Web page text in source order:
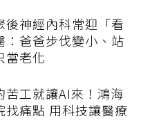
後神經內科常迎「看
爸爸步伐變小、站
當老化
苦工就讓AI來！鴻海
找痛點 用科技讓醫療